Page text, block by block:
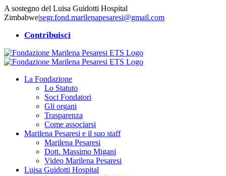
Salta
al
A sostegno del Luisa Guidotti Hospital
Zimbabwe|segr.fond.marilenapesaresi@gmail.com
Contribuisci
La Fondazione
Lo Statuto
Soci Fondatori
Gli organi
Trasparenza
Come associarsi
Marilena Pesaresi e il suo staff
Marilena Pesaresi
Dott. Massimo Migani
Video Marilena Pesaresi
Luisa Guidotti Hospital